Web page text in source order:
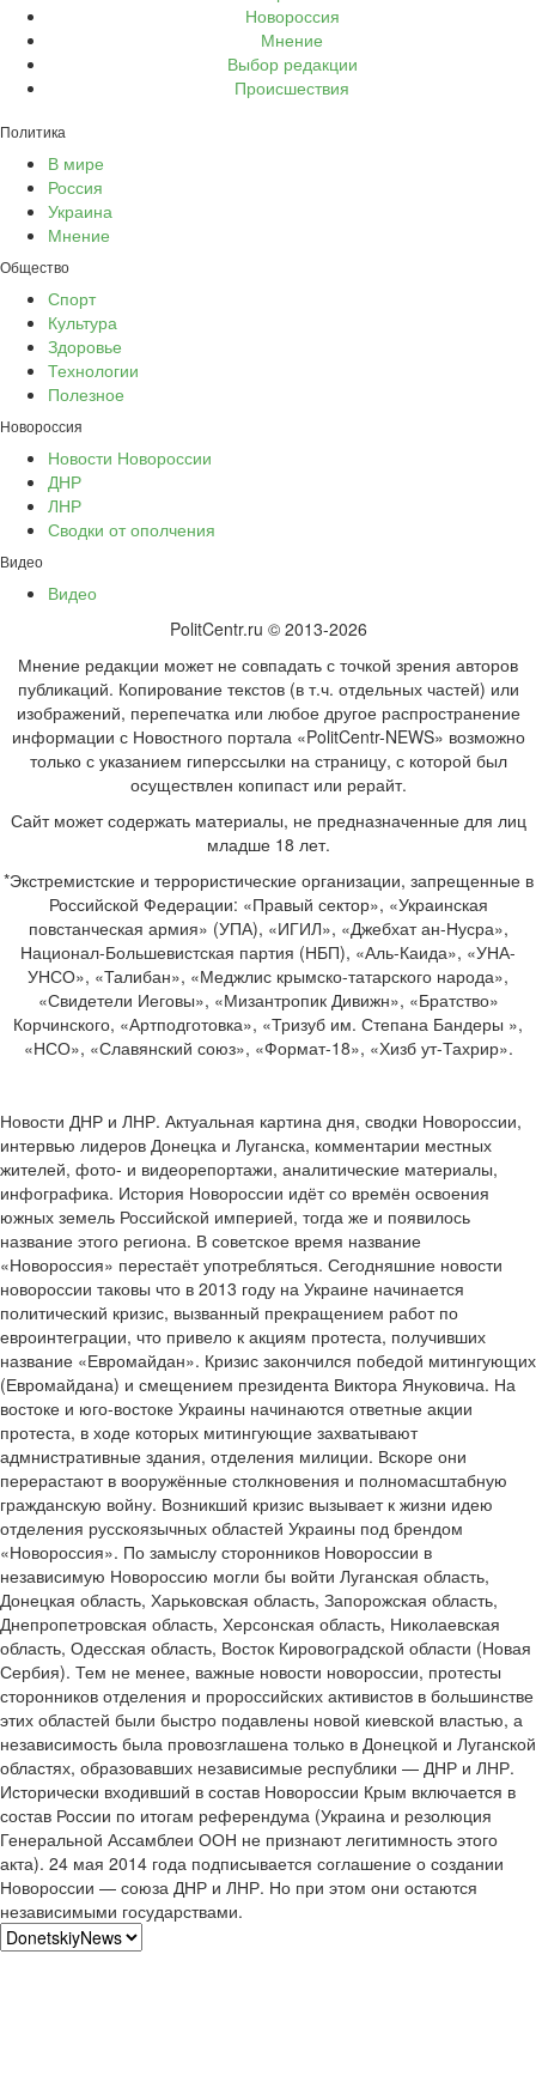
Новороссия
Мнение
Выбор редакции
Происшествия
Политика
В мире
Россия
Украина
Мнение
Общество
Спорт
Культура
Здоровье
Технологии
Полезное
Новороссия
Новости Новороссии
ДНР
ЛНР
Сводки от ополчения
Видео
Видео
PolitCentr.ru © 2013-2026
Мнение редакции может не совпадать с точкой зрения авторов
публикаций. Копирование текстов (в т.ч. отдельных частей) или
изображений, перепечатка или любое другое распространение
информации с Новостного портала «PolitCentr-NEWS» возможно
только с указанием гиперссылки на страницу, с которой был
осуществлен копипаст или рерайт.
Сайт может содержать материалы, не предназначенные для лиц
младше 18 лет.
*Экстремистские и террористические организации, запрещенные в
Российской Федерации: «Правый сектор», «Украинская
повстанческая армия» (УПА), «ИГИЛ», «Джебхат ан-Нусра»,
Национал-Большевистская партия (НБП), «Аль-Каида», «УНА-
УНСО», «Талибан», «Меджлис крымско-татарского народа»,
«Свидетели Иеговы», «Мизантропик Дивижн», «Братство»
Корчинского, «Артподготовка», «Тризуб им. Степана Бандеры »,
«НСО», «Славянский союз», «Формат-18», «Хизб ут-Тахрир».
Новости ДНР и ЛНР. Актуальная картина дня, сводки Новороссии,
интервью лидеров Донецка и Луганска, комментарии местных
жителей, фото- и видеорепортажи, аналитические материалы,
инфографика. История Новороссии идёт со времён освоения
южных земель Российской империей, тогда же и появилось
название этого региона. В советское время название
«Новороссия» перестаёт употребляться. Сегодняшние новости
новороссии таковы что в 2013 году на Украине начинается
политический кризис, вызванный прекращением работ по
евроинтеграции, что привело к акциям протеста, получивших
название «Евромайдан». Кризис закончился победой митингующих
(Евромайдана) и смещением президента Виктора Януковича. На
востоке и юго-востоке Украины начинаются ответные акции
протеста, в ходе которых митингующие захватывают
адмнистративные здания, отделения милиции. Вскоре они
перерастают в вооружённые столкновения и полномасштабную
гражданскую войну. Возникший кризис вызывает к жизни идею
отделения русскоязычных областей Украины под брендом
«Новороссия». По замыслу сторонников Новороссии в
независимую Новороссию могли бы войти Луганская область,
Донецкая область, Харьковская область, Запорожская область,
Днепропетровская область, Херсонская область, Николаевская
область, Одесская область, Восток Кировоградской области (Новая
Сербия). Тем не менее, важные новости новороссии, протесты
сторонников отделения и пророссийских активистов в большинстве
этих областей были быстро подавлены новой киевской властью, а
независимость была провозглашена только в Донецкой и Луганской
областях, образовавших независимые республики — ДНР и ЛНР.
Исторически входивший в состав Новороссии Крым включается в
состав России по итогам референдума (Украина и резолюция
Генеральной Ассамблеи ООН не признают легитимность этого
акта). 24 мая 2014 года подписывается соглашение о создании
Новороссии — союза ДНР и ЛНР. Но при этом они остаются
независимыми государствами.